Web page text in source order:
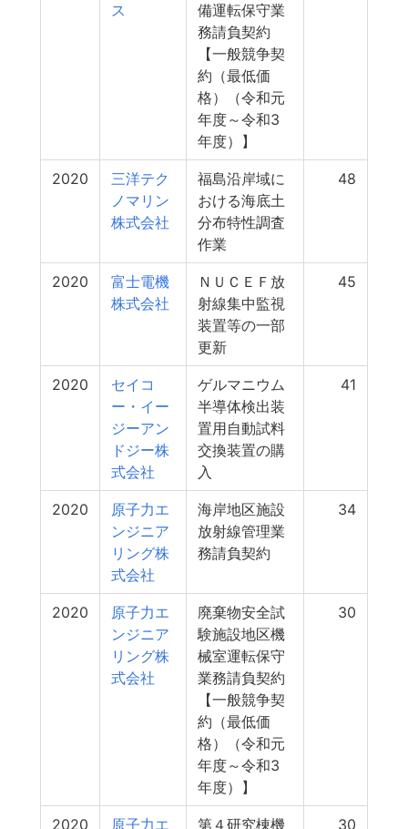
ス
備運転保守業
務請負契約
【一般競争契
約（最低価
格）（令和元
年度～令和3
年度）】
2020
三洋テク
ノマリン
株式会社
福島沿岸域に
おける海底土
分布特性調査
作業
48
2020
富士電機
株式会社
ＮＵＣＥＦ放
射線集中監視
装置等の一部
更新
45
2020
セイコ
ー・イー
ジーアン
ドジー株
式会社
ゲルマニウム
半導体検出装
置用自動試料
交換装置の購
入
41
2020
原子力エ
ンジニア
リング株
式会社
海岸地区施設
放射線管理業
務請負契約
34
2020
原子力エ
ンジニア
リング株
式会社
廃棄物安全試
験施設地区機
械室運転保守
業務請負契約
【一般競争契
約（最低価
格）（令和元
年度～令和3
年度）】
30
2020 原子力エ 第４研究棟機 30